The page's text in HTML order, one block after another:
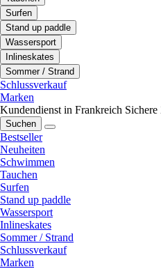
Surfen
Stand up paddle
Wassersport
Inlineskates
Sommer / Strand
Schlussverkauf
Marken
Kundendienst in Frankreich
Suchen
Bestseller
Neuheiten
Schwimmen
Tauchen
Surfen
Stand up paddle
Wassersport
Inlineskates
Sommer / Strand
Schlussverkauf
Marken